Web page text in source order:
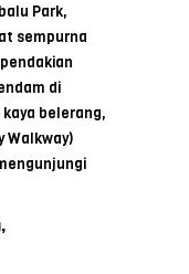
Park,
sempurna
di
belerang,
Walkway)